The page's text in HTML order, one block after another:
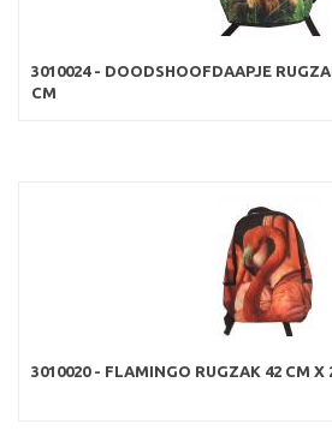
3010024 - DOODSHOOFDAAPJE
CM
3010020 - FLAMINGO RUGZAK 42 CM X